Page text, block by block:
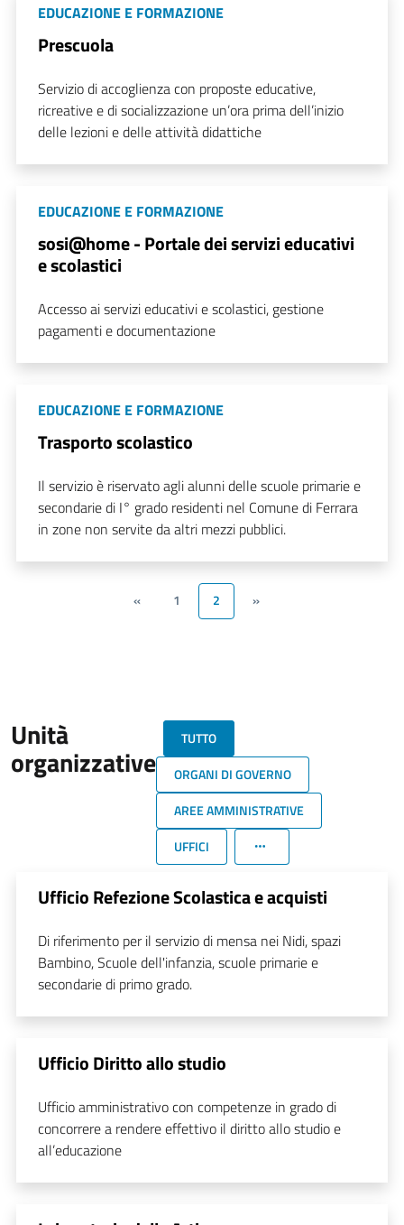
EDUCAZIONE E FORMAZIONE
Prescuola
Servizio di accoglienza con proposte educative,
ricreative e di socializzazione un’ora prima dell’inizio
delle lezioni e delle attività didattiche
EDUCAZIONE E FORMAZIONE
sosi@home - Portale dei servizi educativi
e scolastici
Accesso ai servizi educativi e scolastici, gestione
pagamenti e documentazione
EDUCAZIONE E FORMAZIONE
Trasporto scolastico
Il servizio è riservato agli alunni delle scuole primarie e
secondarie di I° grado residenti nel Comune di Ferrara
in zone non servite da altri mezzi pubblici.
« 1 2 »
Unità
organizzative
TUTTO
ORGANI DI GOVERNO
AREE AMMINISTRATIVE
UFFICI
Ufficio Refezione Scolastica e acquisti
Di riferimento per il servizio di mensa nei Nidi, spazi
Bambino, Scuole dell'infanzia, scuole primarie e
secondarie di primo grado.
Ufficio Diritto allo studio
Ufficio amministrativo con competenze in grado di
concorrere a rendere effettivo il diritto allo studio e
all’educazione